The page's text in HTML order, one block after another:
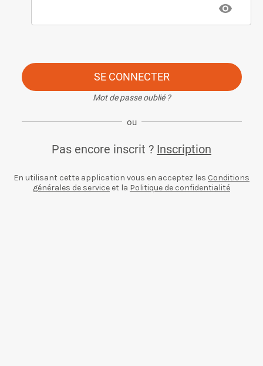
SE CONNECTER
Mot de passe oublié ?
ou
Pas encore inscrit ? Inscription
En utilisant cette application vous en acceptez les Conditions
générales de service et la Politique de confidentialité